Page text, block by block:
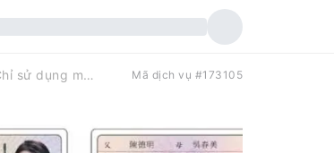
Dịch vụ đại lý visa du lịch ngoại Mông｜Chỉ sử dụng một lần｜Có thể nhận tại nhà Mã dịch vụ #173105